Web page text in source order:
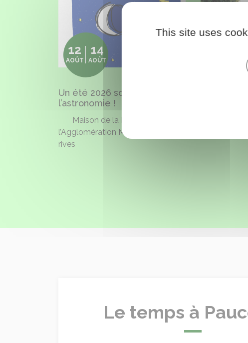
12
AOÛT
14
AOÛT
Un été 2026 sous le signe de
l’astronomie !
Maison de la Forêt de
l’Agglomération Montargoise Et
rives
AOÛT
Les
Le temps à
This site uses